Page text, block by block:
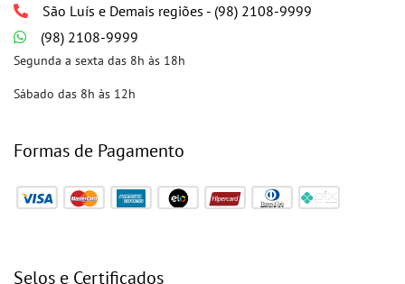
São Luís e Demais regiões - (98) 2108-9999
(98) 2108-9999
Segunda a sexta das 8h às 18h
Sábado das 8h às 12h
Formas de Pagamento
Selos e Certificados